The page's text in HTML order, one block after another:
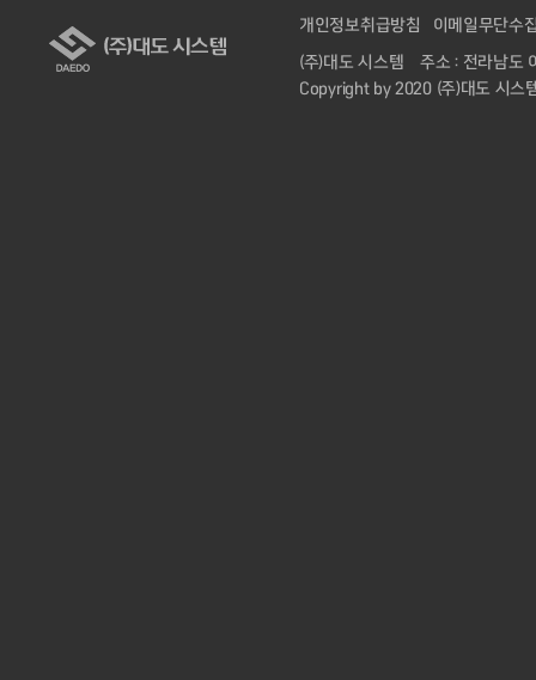
개인정보취급방침
이메일무단수
(주)대도 시스템
주소 : 전라남도
Copyright by 2020 (주)대도 시스